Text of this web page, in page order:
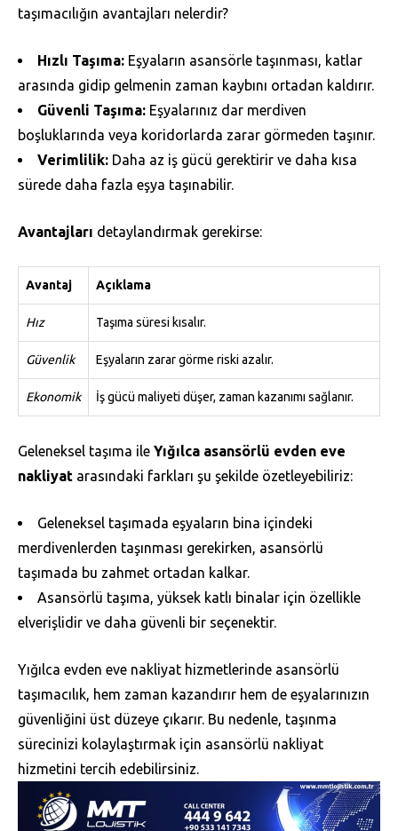
taşımacılığın avantajları nelerdir?
Hızlı Taşıma: Eşyaların asansörle taşınması, katlar
arasında gidip gelmenin zaman kaybını ortadan kaldırır.
Güvenli Taşıma: Eşyalarınız dar merdiven
boşluklarında veya koridorlarda zarar görmeden taşınır.
Verimlilik: Daha az iş gücü gerektirir ve daha kısa
sürede daha fazla eşya taşınabilir.
Avantajları detaylandırmak gerekirse:
Avantaj Açıklama
Hız Taşıma süresi kısalır.
Güvenlik Eşyaların zarar görme riski azalır.
Ekonomik İş gücü maliyeti düşer, zaman kazanımı sağlanır.
Geleneksel taşıma ile Yığılca asansörlü evden eve
nakliyat arasındaki farkları şu şekilde özetleyebiliriz:
Geleneksel taşımada eşyaların bina içindeki
merdivenlerden taşınması gerekirken, asansörlü
taşımada bu zahmet ortadan kalkar.
Asansörlü taşıma, yüksek katlı binalar için özellikle
elverişlidir ve daha güvenli bir seçenektir.
Yığılca evden eve nakliyat hizmetlerinde asansörlü
taşımacılık, hem zaman kazandırır hem de eşyalarınızın
güvenliğini üst düzeye çıkarır. Bu nedenle, taşınma
sürecinizi kolaylaştırmak için asansörlü nakliyat
hizmetini tercih edebilirsiniz.